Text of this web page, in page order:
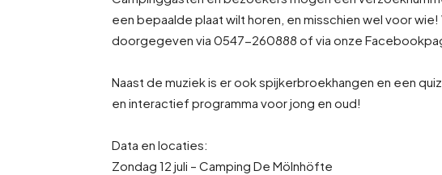
een bepaalde plaat wilt horen, en misschien wel voor
doorgegeven via 0547-260888 of via onze
Naast de muziek is er ook spijkerbroekhangen en een
en interactief programma voor jong en oud!
Data en locaties:
Zondag 12 juli – Camping De Mölnhöfte